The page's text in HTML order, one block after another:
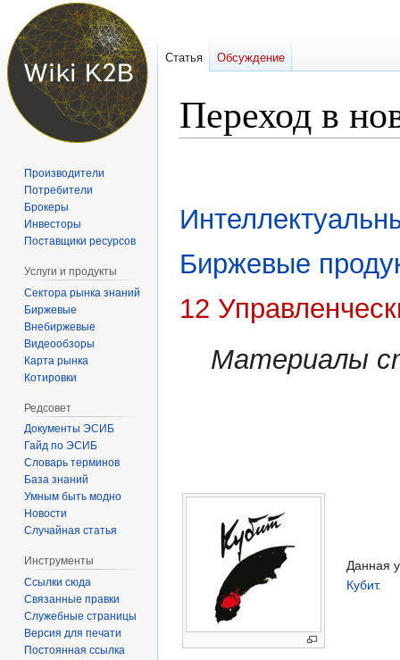
Переход в
Биржевые
12
Материалы
Данная
Кубит.
Статья Обсуждение
Производители
Потребители
Брокеры
Инвесторы
Поставщики ресурсов
Услуги и продукты
Сектора рынка знаний
Биржевые
Внебиржевые
Видеообзоры
Карта рынка
Котировки
Редсовет
Документы ЭСИБ
Гайд по ЭСИБ
Словарь терминов
База знаний
Умным быть модно
Новости
Случайная статья
Инструменты
Ссылки сюда
Связанные правки
Служебные страницы
Версия для печати
Постоянная ссылка